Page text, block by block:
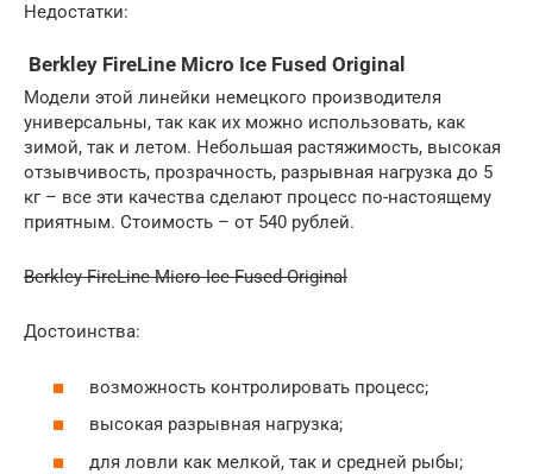
Недостатки:
Berkley FireLine Micro Ice Fused Original
Модели этой линейки немецкого производителя
универсальны, так как их можно использовать, как
зимой, так и летом. Небольшая растяжимость, высокая
отзывчивость, прозрачность, разрывная нагрузка до 5
кг – все эти качества сделают процесс по-настоящему
приятным. Стоимость – от 540 рублей.
Berkley FireLine Micro Ice Fused Original
Достоинства:
возможность контролировать процесс;
высокая разрывная нагрузка;
для ловли как мелкой, так и средней рыбы;